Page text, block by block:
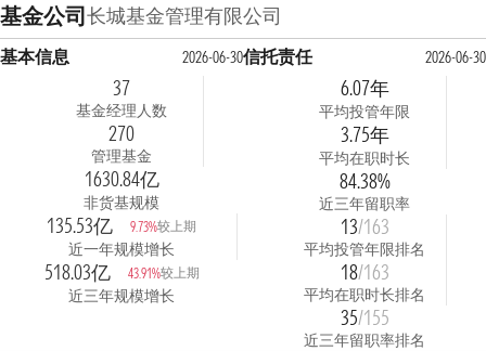
基金公司长城基金管理有限公司
基本信息 2026-06-30
37
基金经理人数
270
管理基金
1630.84亿
非货基规模
135.53亿 9.73%较上期
近一年规模增长
518.03亿 43.91%较上期
近三年规模增长
信托责任 2026-06-30
6.07年
平均投管年限
3.75年
平均在职时长
84.38%
近三年留职率
13/163
平均投管年限排名
18/163
平均在职时长排名
35/155
近三年留职率排名